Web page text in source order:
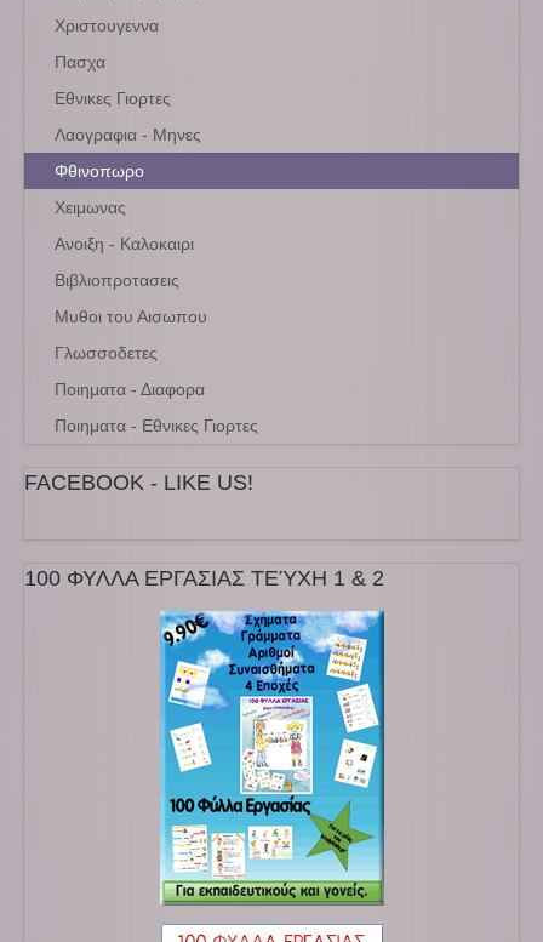
Χριστουγεννα
Πασχα
Εθνικες Γιορτες
Λαογραφια - Μηνες
Φθινοπωρο
Χειμωνας
Ανοιξη - Καλοκαιρι
Βιβλιοπροτασεις
Μυθοι του Αισωπου
Γλωσσοδετες
Ποιηματα - Διαφορα
Ποιηματα - Εθνικες Γιορτες
FACEBOOK - LIKE US!
100 ΦΥΛΛΑ ΕΡΓΑΣΙΑΣ ΤΕΎΧΗ 1 & 2